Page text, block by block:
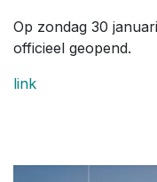
Op zondag 30
officieel geopend.
link